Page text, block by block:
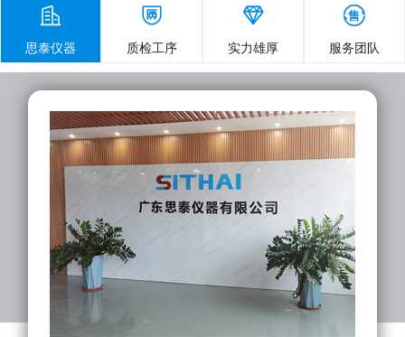

思泰仪器

质检工序

实力雄厚

服务团队